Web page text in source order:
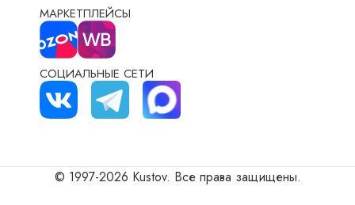
МАРКЕТПЛЕЙСЫ
СОЦИАЛЬНЫЕ СЕТИ
© 1997-2026 Kustov. Все права защищены.